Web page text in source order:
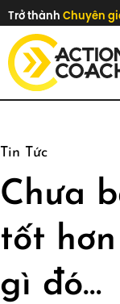
Trở thành Chuyên
Tin Tức
Chưa
tốt
gì đó…